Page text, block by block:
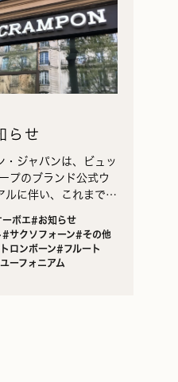
らせ
・ジャパンは、ビュッ
プのブランド公式ウ
ルに伴い、これまでブ
コンテンツをまとめ
ボエ#お知らせ
#サクソフォーン#その他
ロンボーン#フルート
ーフォニアム